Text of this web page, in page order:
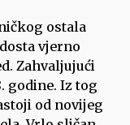
ostala
vjerno
Zahvaljujući
godine. Iz tog
od novijeg